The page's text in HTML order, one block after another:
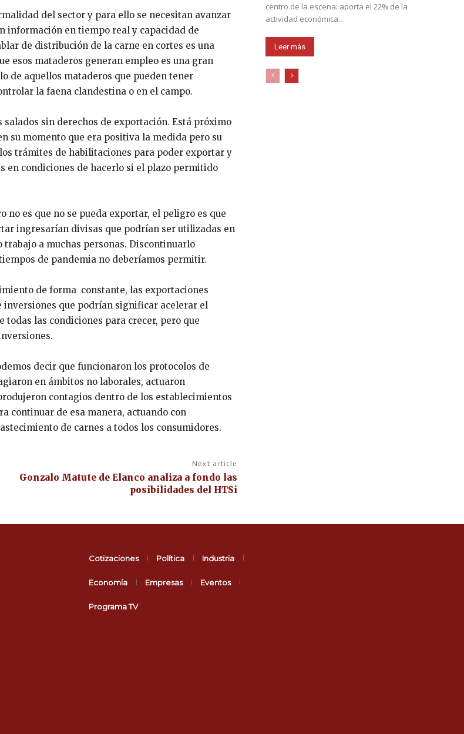
del sector y para ello se necesitan avanzar
información en tiempo real y capacidad de
de distribución de la carne en cortes es una
esos mataderos generan empleo es una gran
de aquellos mataderos que pueden tener
la faena clandestina o en el campo.
sin derechos de exportación. Está próximo
su momento que era positiva la medida pero su
trámites de habilitaciones para poder exportar y
en condiciones de hacerlo si el plazo permitido
es que no se pueda exportar, el peligro es que
ingresarían divisas que podrían ser utilizadas en
trabajo a muchas personas. Discontinuarlo
de pandemia no deberíamos permitir.
de forma constante, las exportaciones
que podrían significar acelerar el
las condiciones para crecer, pero que
decir que funcionaron los protocolos de
en ámbitos no laborales, actuaron
contagios dentro de los establecimientos
continuar de esa manera, actuando con
de carnes a todos los consumidores.
Next article
Gonzalo Matute de Elanco analiza a fondo las
posibilidades del HTSi
centro de la escena: aporta el 22% de la
actividad económica...
Leer más
Cotizaciones Política Industria
Economía Empresas Eventos
Programa TV